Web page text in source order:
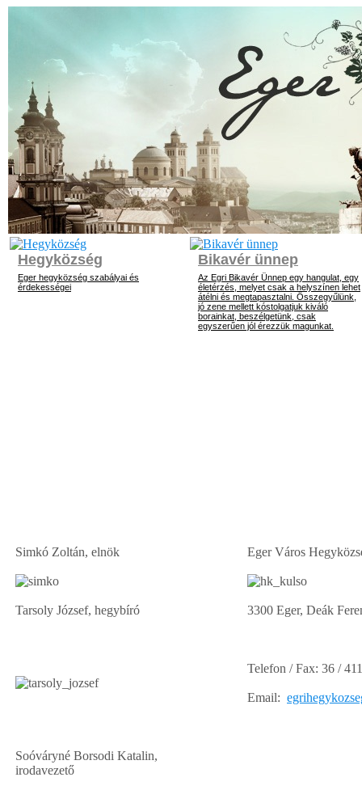
Hegyközség
Eger hegyközség szabályai és
érdekességei
Bikavér ünnep
Az Egri Bikavér Ünnep egy hangulat, egy
életérzés, melyet csak a helyszínen lehet
átélni és megtapasztalni. Összegyűlünk,
jó zene mellett kóstolgatjuk kiváló
borainkat, beszélgetünk, csak
egyszerűen jól érezzük magunkat.
Simkó Zoltán, elnök Eger Város
Tarsoly József, hegybíró 3300 Eger, Deák
Telefon / Fax: 36 /
Email:
Soóváryné Borsodi Katalin,
irodavezető